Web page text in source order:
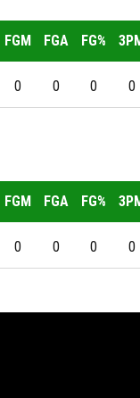
FGM FGA FG%
0 0 0 0
FGM FGA FG%
0 0 0 0